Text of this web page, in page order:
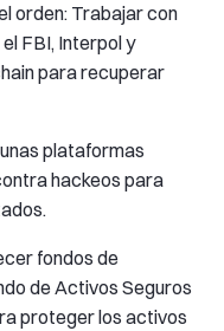
orden: Trabajar con
FBI, Interpol y
para recuperar
plataformas
hackeos para
fondos de
de Activos Seguros
proteger los activos